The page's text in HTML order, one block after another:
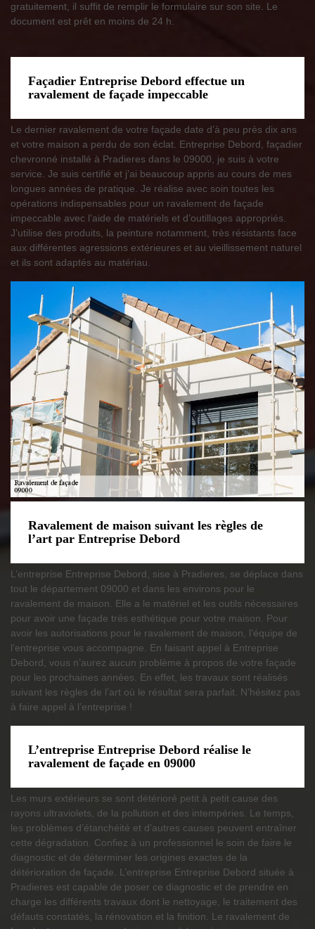
gratuitement, il suffit de remplir le formulaire sur son site. Le
document est prêt en moins de 24 h.
Façadier Entreprise Debord effectue un
ravalement de façade impeccable
Le dernier ravalement de votre façade date d’à peu près dix ans
et votre maison a perdu de son éclat. Entreprise Debord, façadier
chevronné installé à Pradieres dans le 09000, je suis à votre
service. Je suis certifié et j’ai beaucoup appris au cours de mes
longues années de pratique. Je réalise avec soin toutes les
opérations indispensables pour un ravalement de façade
impeccable avec l’aide de matériels et d’outillages appropriés.
J’utilise des produits, la peinture notamment, très résistants face
aux différentes agressions extérieures et au vieillissement naturel
et ils sont adaptés au matériau.
Ravalement de maison suivant les règles de
l’art par Entreprise Debord
L’entreprise Entreprise Debord, sise à Pradieres, se déplace dans
tout le département 09000 et dans les environs pour le
ravalement de maison. Elle a le matériel et les outils nécessaires
pour avoir une façade très esthétique pour votre maison. Pour
avoir les autorisations pour le ravalement de maison, l’équipe de
l’entreprise vous accompagne. En faisant appel à Entreprise
Debord, vous n’aurez aucun problème à propos de votre façade
pour les prochaines années. En effet, les travaux sont réalisés
suivant les règles de l’art où le résultat sera parfait. N’hésitez pas
à faire appel à l’entreprise !
L’entreprise Entreprise Debord réalise le
ravalement de façade en 09000
Les murs extérieurs se sont détérioré petit à petit cause des
rayons ultraviolets, de la pollution et des intempéries. Le temps,
les problèmes d’étanchéité et d’autres causes peuvent entraîner
cette dégradation. Confiez à un professionnel le soin de faire le
diagnostic et de déterminer les origines exactes de la
détérioration de façade. L’entreprise Entreprise Debord située à
Pradieres est capable de poser ce diagnostic et de prendre en
charge les différents travaux dont le nettoyage, le traitement des
défauts constatés, la rénovation et la finition. Le ravalement de